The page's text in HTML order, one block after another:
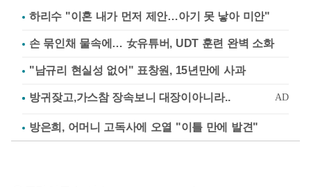
하리수 "이혼 내가 먼저 제안…아기 못 낳아 미안"
손 묶인채 물속에… 女유튜버, UDT 훈련 완벽 소화
"남규리 현실성 없어" 표창원, 15년만에 사과
방은희, 어머니 고독사에 오열 "이틀 만에 발견"